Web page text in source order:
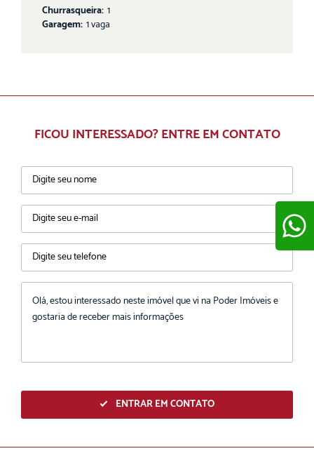
Churrasqueira: 1
Garagem: 1 vaga
FICOU INTERESSADO? ENTRE EM CONTATO
ENTRAR EM CONTATO
ENVIAR